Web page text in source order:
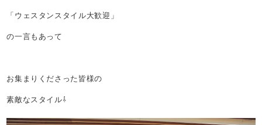
「ウェスタンスタイル大歓迎」
の一言もあって
お集まりくださった皆様の
素敵なスタイル⇩